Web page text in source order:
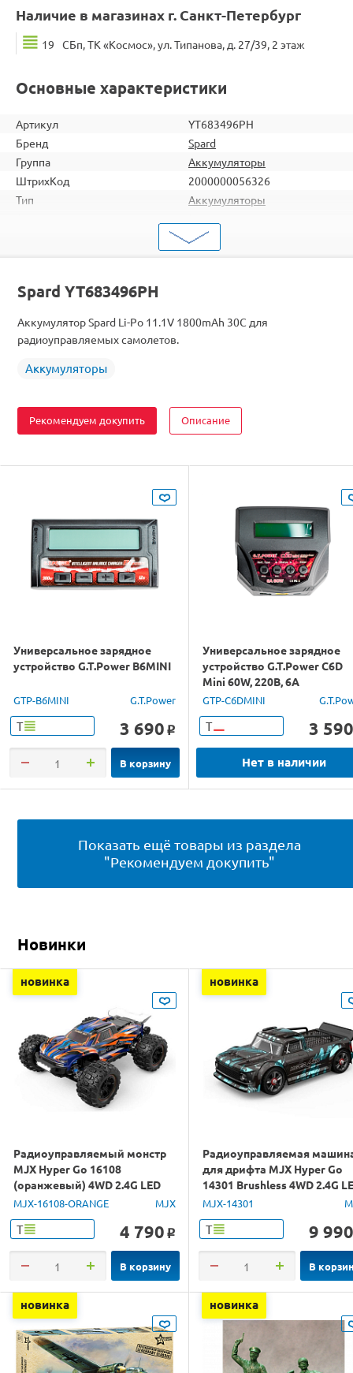
Наличие в магазинах г. Санкт-Петербург
19 СБп, ТК «Космос», ул. Типанова, д. 27/39, 2 этаж
Основные характеристики
Артикул
YT683496PH
Бренд
Spard
Группа
Аккумуляторы
ШтрихКод
2000000056326
Тип
Аккумуляторы
Li-Po
Spard YT683496PH
Аккумулятор Spard Li-Po 11.1V 1800mAh 30C для
радиоуправляемых самолетов.
Аккумуляторы
Рекомендуем докупить Описание
Универсальное зарядное
устройство G.T.Power B6MINI
GTP-B6MINI G.T.Power
Т 3 690 o
В корзину
Универсальное зарядное
устройство G.T.Power C6D
Mini 60W, 220В, 6A
GTP-C6DMINI
Т 3 590
Нет в наличии
Показать ещё товары из раздела
"Рекомендуем докупить"
Новинки
новинка
Радиоуправляемый монстр
MJX Hyper Go 16108
(оранжевый) 4WD 2.4G LED
1/16 RTR
MJX-16108-ORANGE MJX
Т 4 790 o
В корзину
новинка
Радиоуправляемая
для дрифта MJX Hyper Go
14301 Brushless 4WD 2.4G
1/14 RTR
MJX-14301
Т 9 990
В
новинка новинка